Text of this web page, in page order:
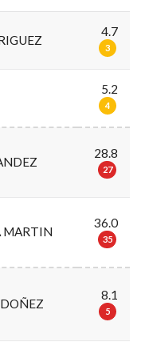
4.7
3
5.2
4
28.8
27
MARTIN
36.0
35
8.1
5